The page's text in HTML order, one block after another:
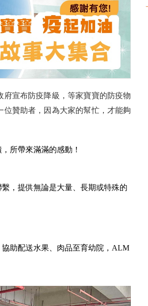
宣布防疫降級，等家寶寶的防疫物
贊助者，因為大家的幫忙，才能夠
所帶來滿滿的感動！
，提供無論是大量、長期或特殊的
助配送水果、肉品至育幼院，ALM